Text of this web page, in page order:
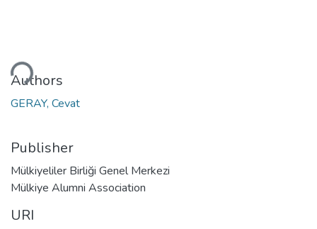
Authors
GERAY, Cevat
Publisher
Mülkiyeliler Birliği Genel Merkezi
Mülkiye Alumni Association
URI